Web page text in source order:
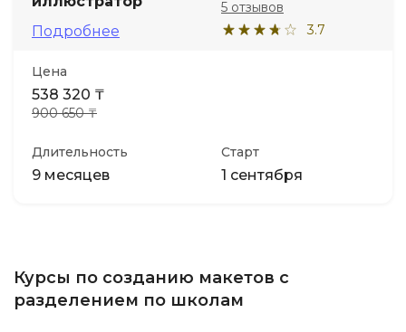
Подробнее
3.7
5 отзывов
Цена
538 320 ₸
900 650 ₸
Длительность
9 месяцев
Старт
1 сентября
Курсы по созданию макетов с
разделением по школам